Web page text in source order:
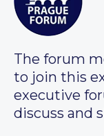
The forum
to join this
executive
discuss and